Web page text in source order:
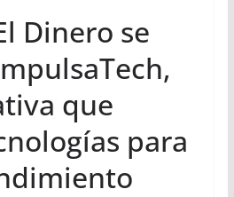
Dinero se
que
para